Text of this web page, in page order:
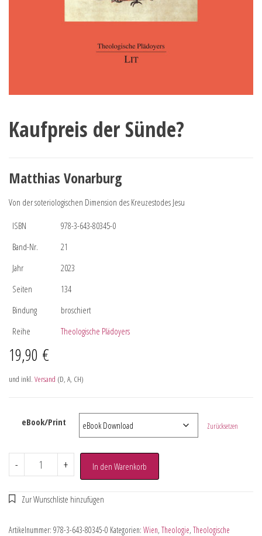
Kaufpreis der Sünde?
Matthias Vonarburg
Von der soteriologischen Dimension des Kreuzestodes Jesu
ISBN
978-3-643-80345-0
Band-Nr.
21
Jahr
2023
Seiten
134
Bindung
broschiert
Reihe
Theologische Plädoyers
19,90 €
und inkl. Versand (D, A, CH)
eBook/Print Zurücksetzen
- + In den Warenkorb
Artikelnummer: 978-3-643-80345-0 Kategorien: Wien, Theologie, Theologische